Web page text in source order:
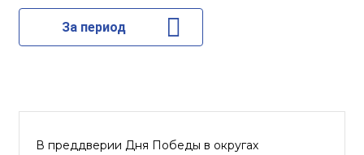
За период
В преддверии Дня Победы в округах